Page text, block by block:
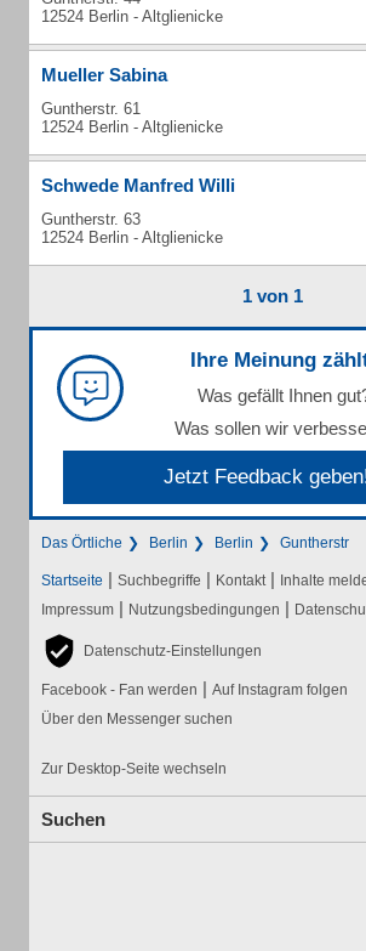
12524 Berlin - Altglienicke
Mueller Sabina
Guntherstr. 61
12524 Berlin - Altglienicke
Schwede Manfred Willi
Guntherstr. 63
12524 Berlin - Altglienicke
1 von 1
Ihre Meinung
Was gefällt Ihnen
Was sollen wir
Jetzt Feedback
Das Örtliche Berlin Berlin Guntherstr
Startseite | Suchbegriffe | Kontakt | Inhalte
Impressum | Nutzungsbedingungen |
Datenschutz-Einstellungen
Facebook - Fan werden | Auf Instagram folgen
Über den Messenger suchen
Zur Desktop-Seite wechseln
Suchen